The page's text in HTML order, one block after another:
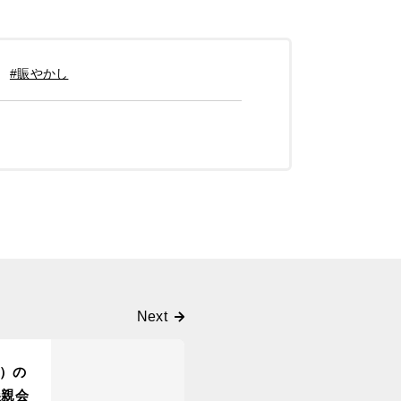
#賑やかし
の
会